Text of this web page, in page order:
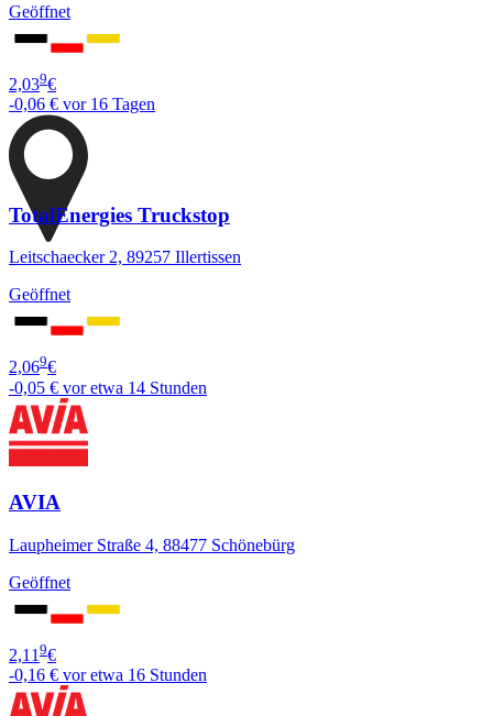
Geöffnet
2,039€
-0,06 € vor 16 Tagen
TotalEnergies Truckstop
Leitschaecker 2, 89257 Illertissen
Geöffnet
2,069€
-0,05 € vor etwa 14 Stunden
AVIA
Laupheimer Straße 4, 88477 Schönebürg
Geöffnet
2,119€
-0,16 € vor etwa 16 Stunden